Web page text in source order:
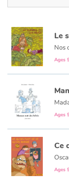
Heroines and
Ecology, nature,
The animals
Travel, epic,
Around the world
Learning
Le
Ages
Ages
Ce
Ages